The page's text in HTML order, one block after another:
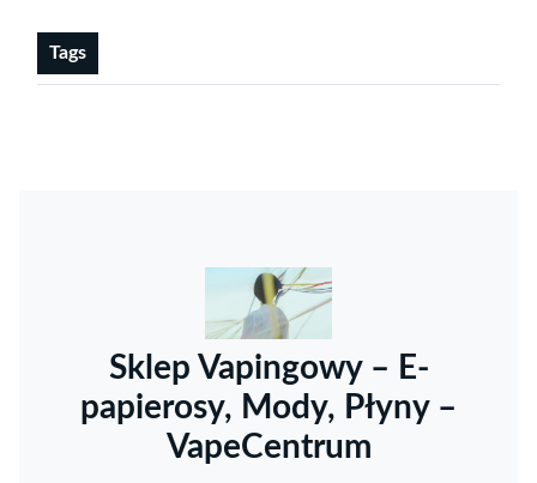
Tags
Sklep Vapingowy – E-
papierosy, Mody, Płyny –
VapeCentrum